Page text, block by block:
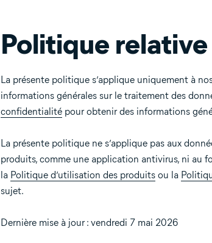
Politique
La présente politique s’applique uniquement à
informations générales sur le traitement des
confidentialité pour obtenir des informations
La présente politique ne s’applique pas aux
produits, comme une application antivirus, ni au
la Politique d’utilisation des produits ou la
sujet.
Dernière mise à jour : vendredi 7 mai 2026